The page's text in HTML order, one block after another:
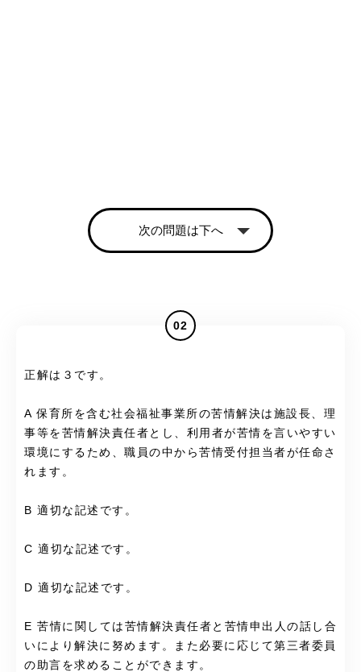
次の問題は下へ
02
正解は３です。
A 保育所を含む社会福祉事業所の苦情解決は施設長、理
事等を苦情解決責任者とし、利用者が苦情を言いやすい
環境にするため、職員の中から苦情受付担当者が任命さ
れます。
B 適切な記述です。
C 適切な記述です。
D 適切な記述です。
E 苦情に関しては苦情解決責任者と苦情申出人の話し合
いにより解決に努めます。また必要に応じて第三者委員
の助言を求めることができます。